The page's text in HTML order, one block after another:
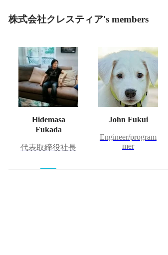
株式会社クレスティア's members
Hidemasa
Fukada
代表取締役社長
John Fukui
Engineer/program
mer